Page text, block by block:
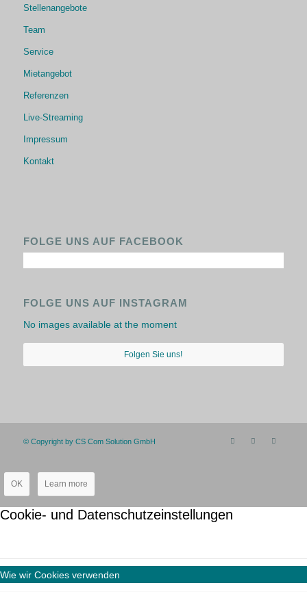
Stellenangebote
Team
Service
Mietangebot
Referenzen
Live-Streaming
Impressum
Kontakt
FOLGE UNS AUF FACEBOOK
FOLGE UNS AUF INSTAGRAM
No images available at the moment
Folgen Sie uns!
© Copyright by CS Com Solution GmbH
OK Learn more
Cookie- und Datenschutzeinstellungen
Wie wir Cookies verwenden